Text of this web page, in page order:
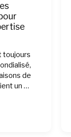
toujours
de
un …